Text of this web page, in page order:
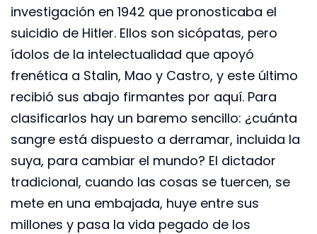
investigación en 1942 que pronosticaba el
suicidio de Hitler. Ellos son sicópatas, pero
ídolos de la intelectualidad que apoyó
frenética a Stalin, Mao y Castro, y este último
recibió sus abajo firmantes por aquí. Para
clasificarlos hay un baremo sencillo: ¿cuánta
sangre está dispuesto a derramar, incluida la
suya, para cambiar el mundo? El dictador
tradicional, cuando las cosas se tuercen, se
mete en una embajada, huye entre sus
millones y pasa la vida pegado de los